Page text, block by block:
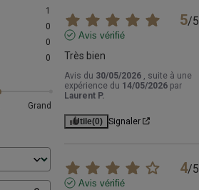
1
0
0
0
Grand
5/5
Avis vérifié
Très bien
Avis du 30/05/2026 , suite à une
expérience du 14/05/2026 par
Laurent P.
Utile(0) Signaler
4/5
Avis vérifié